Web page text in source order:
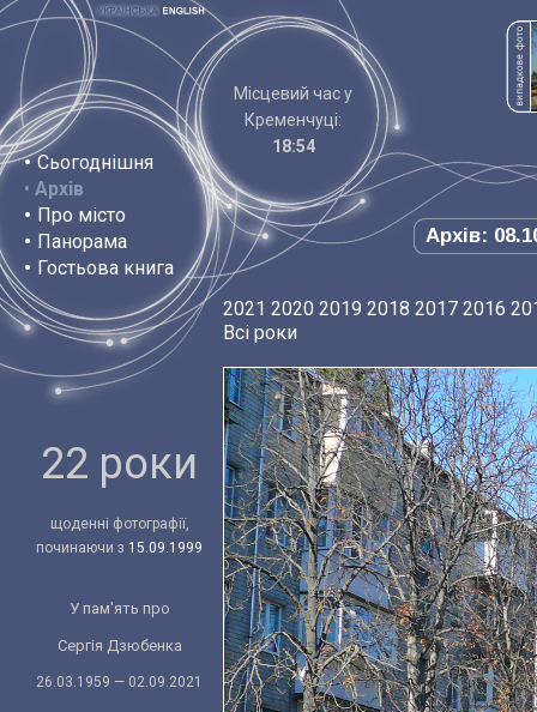
• Сьогоднішня
• Архів
• Про місто
• Панорама
• Гостьова книга
Місцевий час у
Кременчуці:
18:54
Архів:
22 роки
щоденні фотографії,
починаючи з 15.09.1999
У пам'ять про
Сергія Дзюбенка
26.03.1959 — 02.09.2021
2021 2020 2019 2018 2017 2016
Всі роки